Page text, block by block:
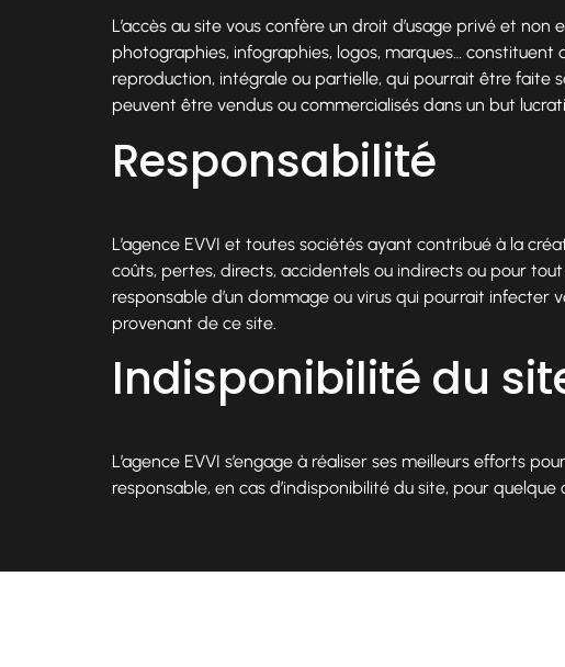
L’accès au site vous confère un droit d’usage privé et
photographies, infographies, logos, marques…
reproduction, intégrale ou partielle, qui pourrait être faite
peuvent être vendus ou commercialisés dans un but
Responsabilité
L’agence EVVI et toutes sociétés ayant contribué à la
coûts, pertes, directs, accidentels ou indirects ou pour
responsable d’un dommage ou virus qui pourrait
provenant de ce site.
Indisponibilité du
L’agence EVVI s’engage à réaliser ses meilleurs efforts
responsable, en cas d’indisponibilité du site, pour quelque